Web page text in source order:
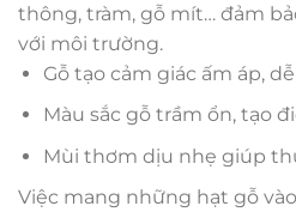
thông, tràm, gỗ mít… đảm
với môi trường.
Gỗ tạo cảm giác ấm áp,
Màu sắc gỗ trầm ổn, tạo
Mùi thơm dịu nhẹ giúp
Việc mang những hạt gỗ